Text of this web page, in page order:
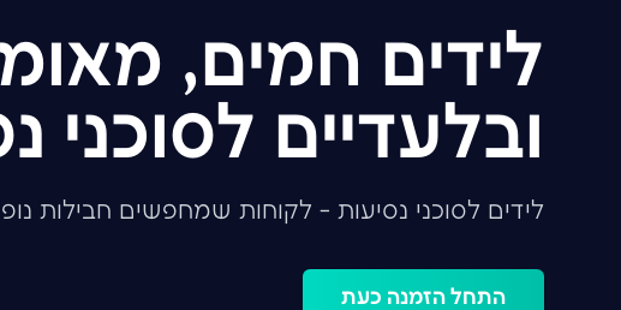
לידים חמים,
ובלעדיים לסוכני
לידים לסוכני נסיעות - לקוחות שמחפשים חבילות
התחל הזמנה כעת